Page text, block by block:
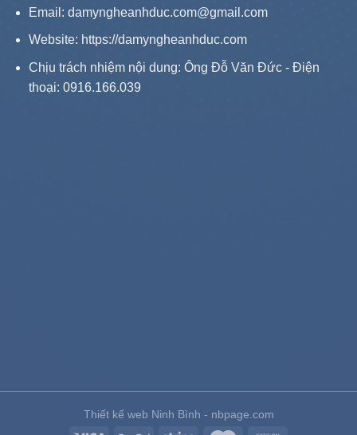
Email: damyngheanhduc.com@gmail.com
Website: https://damyngheanhduc.com
Chịu trách nhiệm nội dung: Ông Đỗ Văn Đức - Điện
thoại: 0916.166.039
Thiết kế web Ninh Bình - nbpage.com